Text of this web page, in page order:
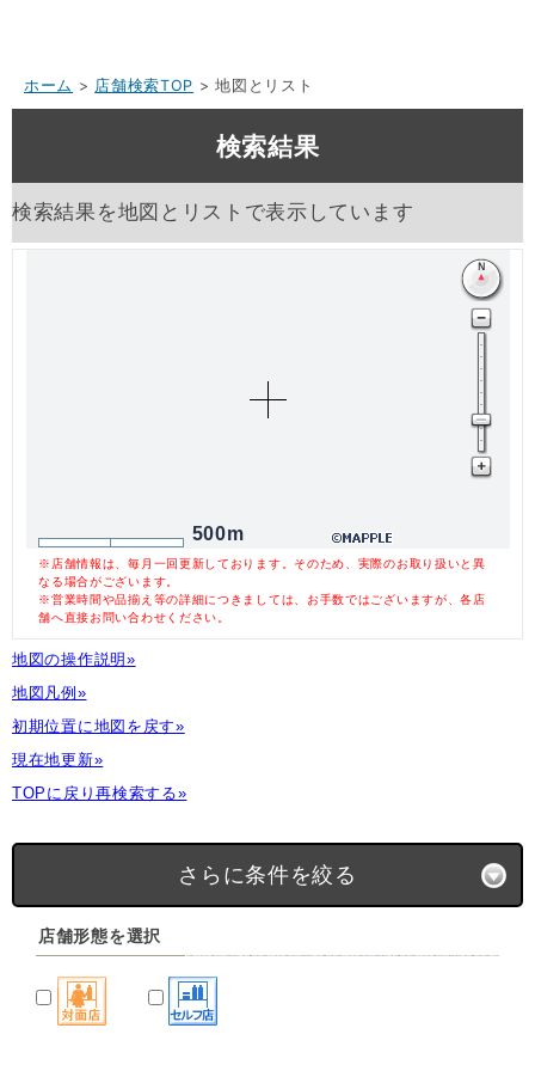
ホーム > 店舗検索TOP > 地図とリスト
検索結果
検索結果を地図とリストで表示しています
500m
※店舗情報は、毎月一回更新しております。そのため、実際のお取り扱いと異
なる場合がございます。
※営業時間や品揃え等の詳細につきましては、お手数ではございますが、各店
舗へ直接お問い合わせください。
地図の操作説明»
地図凡例»
初期位置に地図を戻す»
現在地更新»
TOPに戻り再検索する»
さらに条件を絞る
店舗形態を選択